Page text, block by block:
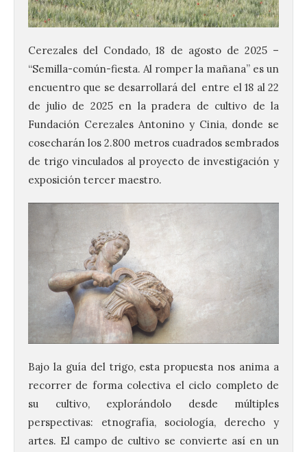
Cerezales del Condado, 18 de agosto de 2025 –
“Semilla-común-fiesta. Al romper la mañana” es un
encuentro que se desarrollará del entre el 18 al 22
de julio de 2025 en la pradera de cultivo de la
Fundación Cerezales Antonino y Cinia, donde se
cosecharán los 2.800 metros cuadrados sembrados
de trigo vinculados al proyecto de investigación y
exposición tercer maestro.
Bajo la guía del trigo, esta propuesta nos anima a
recorrer de forma colectiva el ciclo completo de
su cultivo, explorándolo desde múltiples
perspectivas: etnografía, sociología, derecho y
artes. El campo de cultivo se convierte así en un